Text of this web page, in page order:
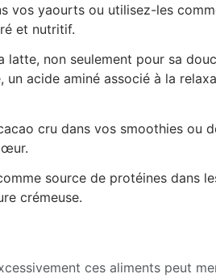
vos yaourts ou utilisez-les
et nutritif.
latte, non seulement pour sa
acide aminé associé à la
cru dans vos smoothies ou
source de protéines dans
crémeuse.
ces aliments peut